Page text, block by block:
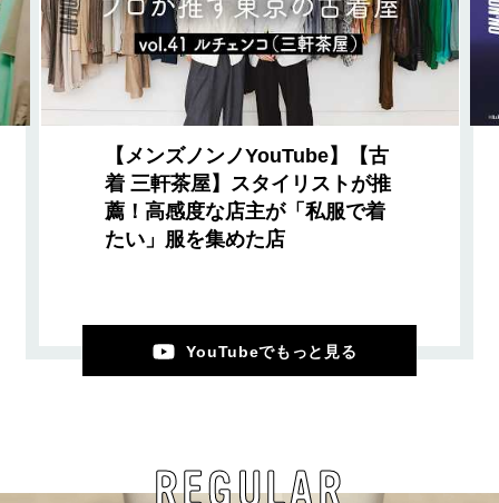
【メンズノンノYouTube】【古
着 三軒茶屋】スタイリストが推
薦！高感度な店主が「私服で着
たい」服を集めた店
YouTubeでもっと見る
REGULAR